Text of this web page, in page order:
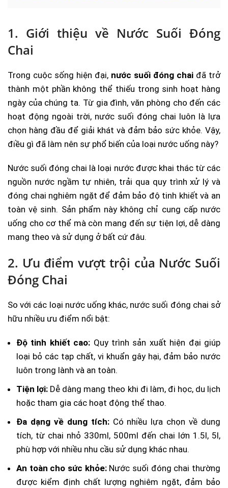
1. Giới thiệu về Nước Suối Đóng
Chai
Trong cuộc sống hiện đại, nước suối đóng chai đã trở
thành một phần không thể thiếu trong sinh hoạt hàng
ngày của chúng ta. Từ gia đình, văn phòng cho đến các
hoạt động ngoài trời, nước suối đóng chai luôn là lựa
chọn hàng đầu để giải khát và đảm bảo sức khỏe. Vậy,
điều gì đã làm nên sự phổ biến của loại nước uống này?
Nước suối đóng chai là loại nước được khai thác từ các
nguồn nước ngầm tự nhiên, trải qua quy trình xử lý và
đóng chai nghiêm ngặt để đảm bảo độ tinh khiết và an
toàn vệ sinh. Sản phẩm này không chỉ cung cấp nước
uống cho cơ thể mà còn mang đến sự tiện lợi, dễ dàng
mang theo và sử dụng ở bất cứ đâu.
2. Ưu điểm vượt trội của Nước Suối
Đóng Chai
So với các loại nước uống khác, nước suối đóng chai sở
hữu nhiều ưu điểm nổi bật:
Độ tinh khiết cao: Quy trình sản xuất hiện đại giúp
loại bỏ các tạp chất, vi khuẩn gây hại, đảm bảo nước
luôn trong lành và an toàn.
Tiện lợi: Dễ dàng mang theo khi đi làm, đi học, du lịch
hoặc tham gia các hoạt động thể thao.
Đa dạng về dung tích:Có nhiều lựa chọn về dung
tích, từ chai nhỏ 330ml, 500ml đến chai lớn 1.5l, 5l,
phù hợp với nhiều nhu cầu sử dụng khác nhau.
An toàn cho sức khỏe:Nước suối đóng chai thường
được kiểm định chất lượng nghiêm ngặt, đảm bảo